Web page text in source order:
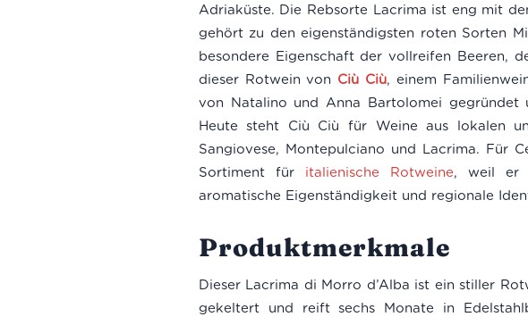
Adriaküste. Die Rebsorte Lacrima ist eng mit
gehört zu den eigenständigsten roten Sorten
besondere Eigenschaft der vollreifen Beeren,
dieser Rotwein von Ciù Ciù, einem
von Natalino und Anna Bartolomei
Heute steht Ciù Ciù für Weine aus lokalen
Sangiovese, Montepulciano und Lacrima. Für
Sortiment für italienische Rotweine, weil er
aromatische Eigenständigkeit und regionale
Produktmerkmale
Dieser Lacrima di Morro d’Alba ist ein stiller
gekeltert und reift sechs Monate in